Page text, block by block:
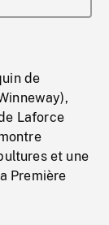
de
Laforce
et une
Première